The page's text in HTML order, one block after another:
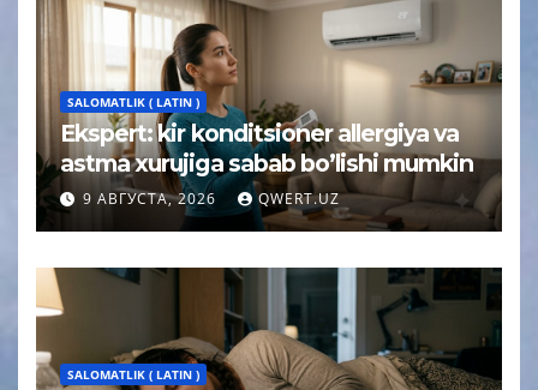
SALOMATLIK ( LATIN )
Ekspert: kir konditsioner allergiya va
astma xurujiga sabab bo’lishi mumkin
9 АВГУСТА, 2026 QWERT.UZ
SALOMATLIK ( LATIN )